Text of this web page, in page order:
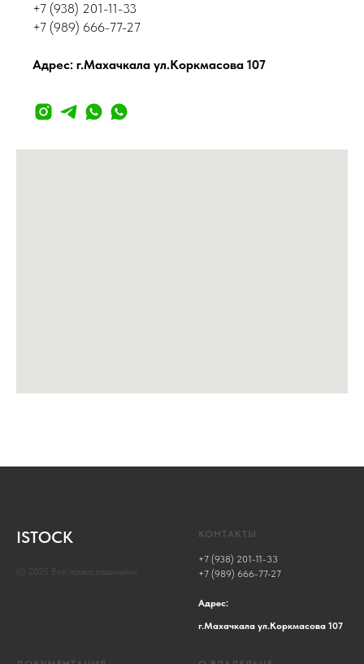
+7 (938) 201-11-33
+7 (989) 666-77-27
Адрес: г.Махачкала ул.Коркмасова 107
ISTOCK
© 2025 Все права защищены
КОНТАКТЫ
+7 (938) 201-11-33
+7 (989) 666-77-27
Адрес:
г.Махачкала ул.Коркмасова 107